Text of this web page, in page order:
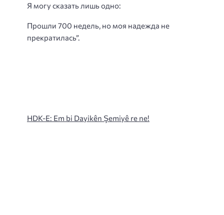
Я могу сказать лишь одно:
Прошли 700 недель, но моя надежда не
прекратилась”.
HDK-E: Em bi Dayikên Şemiyê re ne!